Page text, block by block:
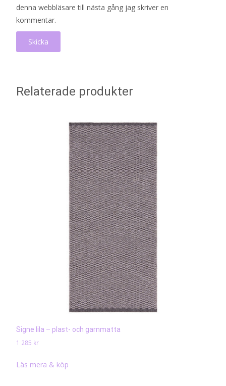
denna webbläsare till nästa gång jag skriver en
kommentar.
Relaterade produkter
Signe lila – plast- och garnmatta
1 285 kr
Läs mera & köp